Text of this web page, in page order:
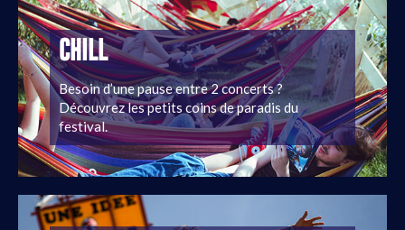
CHILL
Besoin d’une pause entre 2 concerts ?
Découvrez les petits coins de paradis du
festival.